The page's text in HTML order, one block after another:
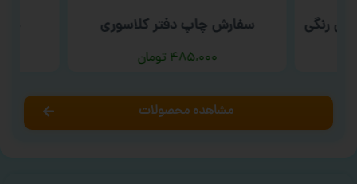
رنگی سفارش چاپ دفتر کلاسوری
۴۸۵,۰۰۰ تومان
مشاهده محصولات